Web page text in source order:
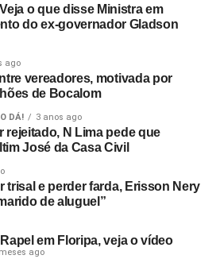
o que disse Ministra em
do ex-governador Gladson
ago
vereadores, motivada por
de Bocalom
DÁ! 3 anos ago
rejeitado, N Lima pede que
José da Casa Civil
trisal e perder farda, Erisson Nery
de aluguel”
em Floripa, veja o vídeo
ago